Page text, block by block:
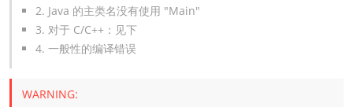
2. Java 的主类名没有使用 "Main"
3. 对于 C/C++：见下
4. 一般性的编译错误